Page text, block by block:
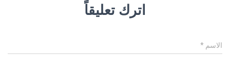
اترك تعليقاً
الاسم *